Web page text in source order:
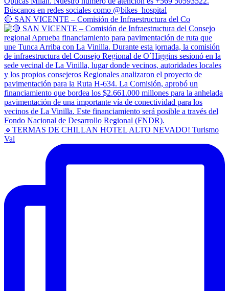
🔴 SAN VICENTE – Comisión de Infraestructura del Co
🔹TERMAS DE CHILLAN HOTEL ALTO NEVADO! Turismo
Val